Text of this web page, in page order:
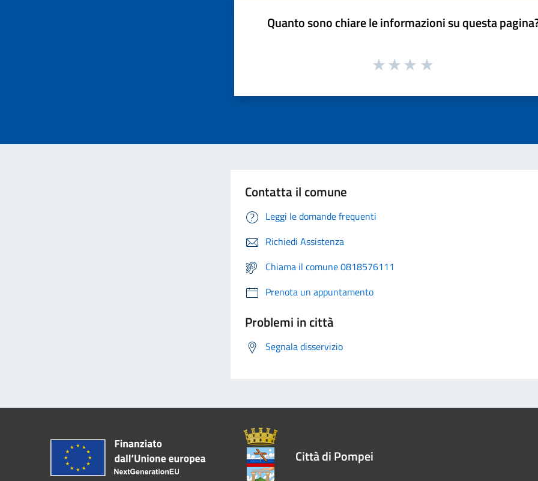
Quanto sono chiare le informazioni su questa
Contatta il comune
Leggi le domande frequenti
Richiedi Assistenza
Chiama il comune 0818576111
Prenota un appuntamento
Problemi in città
Segnala disservizio
Città di Pompei